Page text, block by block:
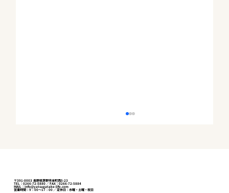
〒391-0003 長野県茅野市本町西5-23
TEL：0266-72-5880 ／ FAX：0266-72-5884
MAIL：info@yatsugatake-life.com
営業時間：9：00～17：00 ／ 定休日：水曜・土曜・祝日